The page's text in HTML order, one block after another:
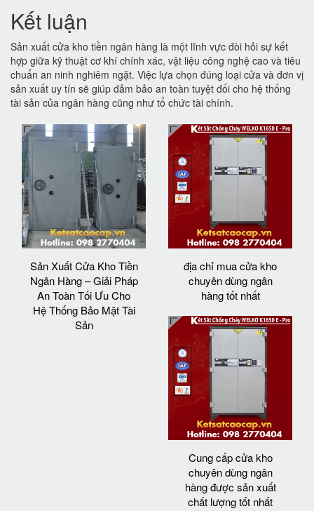
Kết luận
Sản xuất cửa kho tiền ngân hàng là một lĩnh vực đòi hỏi sự kết
hợp giữa kỹ thuật cơ khí chính xác, vật liệu công nghệ cao và tiêu
chuẩn an ninh nghiêm ngặt. Việc lựa chọn đúng loại cửa và đơn vị
sản xuất uy tín sẽ giúp đảm bảo an toàn tuyệt đối cho hệ thống
tài sản của ngân hàng cũng như tổ chức tài chính.
Sản Xuất Cửa Kho Tiền
Ngân Hàng – Giải Pháp
An Toàn Tối Ưu Cho
Hệ Thống Bảo Mật Tài
Sản
địa chỉ mua cửa kho
chuyên dùng ngân
hàng tốt nhất
Cung cấp cửa kho
chuyên dùng ngân
hàng được sản xuất
chất lượng tốt nhất